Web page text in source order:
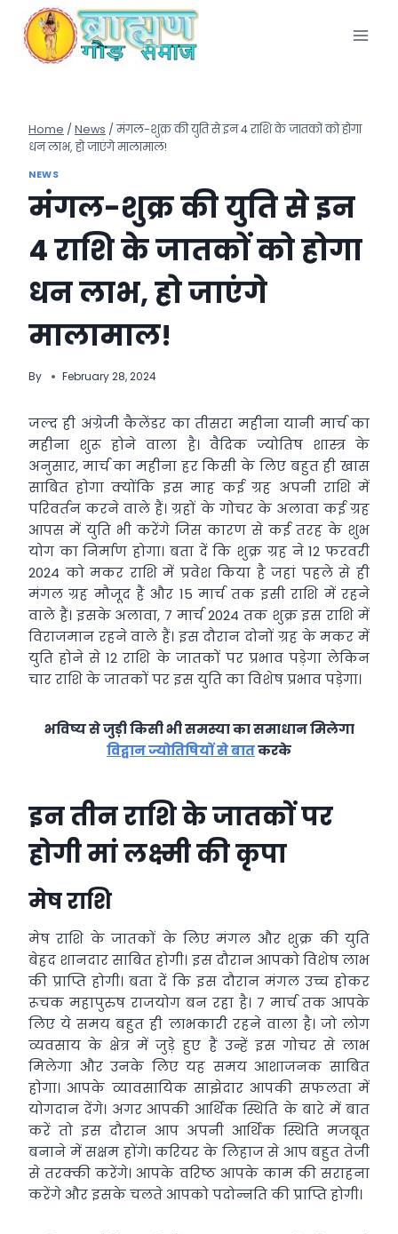
content
Home / News / मंगल-शुक्र की युति से इन 4 राशि के जातकों को होगा
धन लाभ, हो जाएंगे मालामाल!
NEWS
मंगल-शुक्र की युति से इन
4 राशि के जातकों को होगा
धन लाभ, हो जाएंगे
मालामाल!
By February 28, 2024
जल्द ही अंग्रेजी कैलेंडर का तीसरा महीना यानी मार्च का
महीना शुरू होने वाला है। वैदिक ज्योतिष शास्त्र के
अनुसार, मार्च का महीना हर किसी के लिए बहुत ही खास
साबित होगा क्योंकि इस माह कई ग्रह अपनी राशि में
परिवर्तन करने वाले हैं। ग्रहों के गोचर के अलावा कई ग्रह
आपस में युति भी करेंगे जिस कारण से कई तरह के शुभ
योग का निर्माण होगा। बता दें कि शुक्र ग्रह ने 12 फरवरी
2024 को मकर राशि में प्रवेश किया है जहां पहले से ही
मंगल ग्रह मौजूद हैं और 15 मार्च तक इसी राशि में रहने
वाले हैं। इसके अलावा, 7 मार्च 2024 तक शुक्र इस राशि में
विराजमान रहने वाले हैं। इस दौरान दोनों ग्रह के मकर में
युति होने से 12 राशि के जातकों पर प्रभाव पड़ेगा लेकिन
चार राशि के जातकों पर इस युति का विशेष प्रभाव पड़ेगा।
भविष्य से जुड़ी किसी भी समस्या का समाधान मिलेगा
विद्वान ज्योतिषियों से बातकरके
इन तीन राशि के जातकों पर
होगी मां लक्ष्मी की कृपा
मेष राशि
मेष राशि के जातकों के लिए मंगल और शुक्र की युति
बेहद शानदार साबित होगी। इस दौरान आपको विशेष लाभ
की प्राप्ति होगी। बता दें कि इस दौरान मंगल उच्च होकर
रूचक महापुरुष राजयोग बन रहा है। 7 मार्च तक आपके
लिए ये समय बहुत ही लाभकारी रहने वाला है। जो लोग
व्यवसाय के क्षेत्र में जुड़े हुए हैं उन्हें इस गोचर से लाभ
मिलेगा और उनके लिए यह समय आशाजनक साबित
होगा। आपके व्यावसायिक साझेदार आपकी सफलता में
योगदान देंगे। अगर आपकी आर्थिक स्थिति के बारे में बात
करें तो इस दौरान आप अपनी आर्थिक स्थिति मजबूत
बनाने में सक्षम होंगे। करियर के लिहाज से आप बहुत तेजी
से तरक्की करेंगे। आपके वरिष्ठ आपके काम की सराहना
करेंगे और इसके चलते आपको पदोन्नति की प्राप्ति होगी।